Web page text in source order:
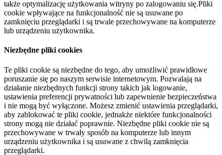
także optymalizację użytkowania witryny po zalogowaniu się.Pliki
cookie wpływające na funkcjonalność nie są usuwane po
zamknięciu przeglądarki i są trwale przechowywane na komputerze
lub urządzeniu użytkownika.
Niezbędne pliki cookies
Te pliki cookie są niezbędne do tego, aby umożliwić prawidłowe
poruszanie się po naszym serwisie internetowym. Pozwalają na
działanie niezbędnych funkcji strony takich jak logowanie,
ustawienia preferencji prywatności lub zapewnienie bezpieczeństwa
i nie mogą być wyłączone. Możesz zmienić ustawienia przeglądarki,
aby zablokować te pliki cookie, jednakże niektóre funkcjonalności
strony mogą nie działać poprawnie. Niezbędne pliki cookie nie są
przechowywane w trwały sposób na komputerze lub innym
urządzeniu użytkownika i są usuwane z chwilą zamknięcia
przeglądarki.